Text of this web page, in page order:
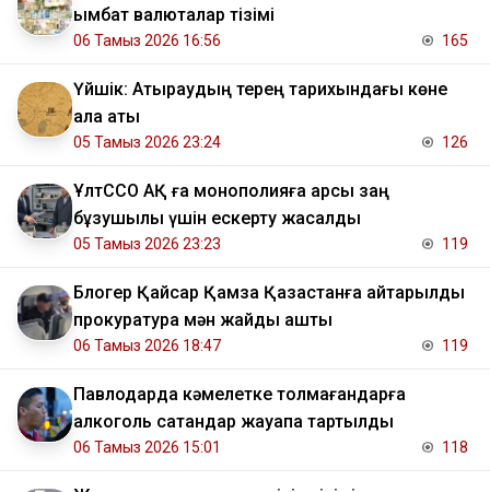
қымбат валюталар тізімі
06 Тамыз 2026 16:56 165
Үйшік: Атыраудың терең тарихындағы көне
қала аты
05 Тамыз 2026 23:24 126
ҰлтССО АҚ ға монополияға қарсы заң
бұзушылық үшін ескерту жасалды
05 Тамыз 2026 23:23 119
Блогер Қайсар Қамза Қазақстанға қайтарылды
прокуратура мән жайды ашты
06 Тамыз 2026 18:47 119
Павлодарда кәмелетке толмағандарға
алкоголь сатқандар жауапқа тартылды
06 Тамыз 2026 15:01 118